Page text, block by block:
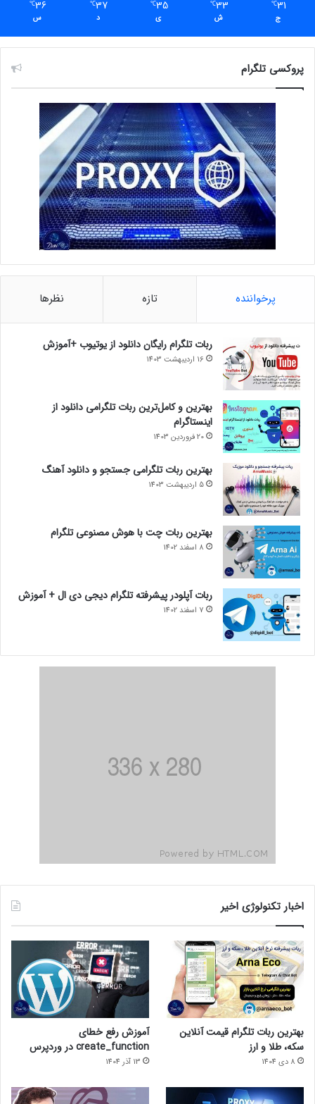
31
℃
ج
33
℃
ش
35
℃
ی
37
℃
د
36
℃
س
پروکسی تلگرام
پرخواننده تازه نظرها
ربات تلگرام رایگان دانلود از یوتیوب +آموزش
16 اردیبهشت 1403
بهترین و کامل‌ترین ربات تلگرامی دانلود از
اینستاگرام
20 فروردین 1403
بهترین ربات تلگرامی جستجو و دانلود آهنگ
5 اردیبهشت 1403
بهترین ربات چت با هوش مصنوعی تلگرام
8 اسفند 1402
ربات آپلودر پیشرفته تلگرام دیجی دی ال + آموزش
7 اسفند 1402
اخبار تکنولوژی اخیر
بهترین ربات تلگرام قیمت آنلاین
سکه، طلا و ارز
8 دی 1404
آموزش رفع خطای
create_function در وردپرس
13 آذر 1404